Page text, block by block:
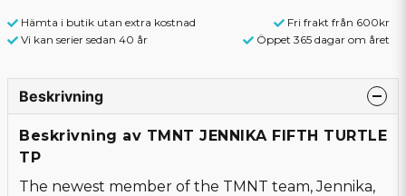
Hämta i butik utan extra kostnad
Fri frakt från 600kr
Vi kan serier sedan 40 år
Öppet 365 dagar om året
Beskrivning
Beskrivning av TMNT JENNIKA FIFTH TURTLE
TP
The newest member of the TMNT team, Jennika,